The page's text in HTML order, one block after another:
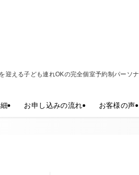
迎える子ども連れOKの完全個室予約制パーソ
お申し込みの流れ お客様の声